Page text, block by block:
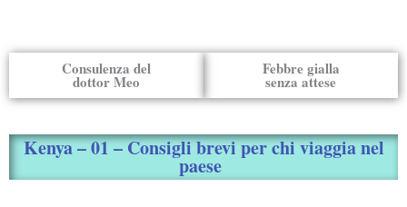
Consulenza del
dottor Meo
Febbre gialla
senza attese
Kenya – 01 – Consigli brevi per chi viaggia nel
paese